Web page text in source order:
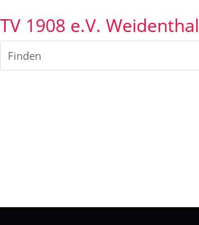
TV 1908 e.V. Weidenthal
Finden